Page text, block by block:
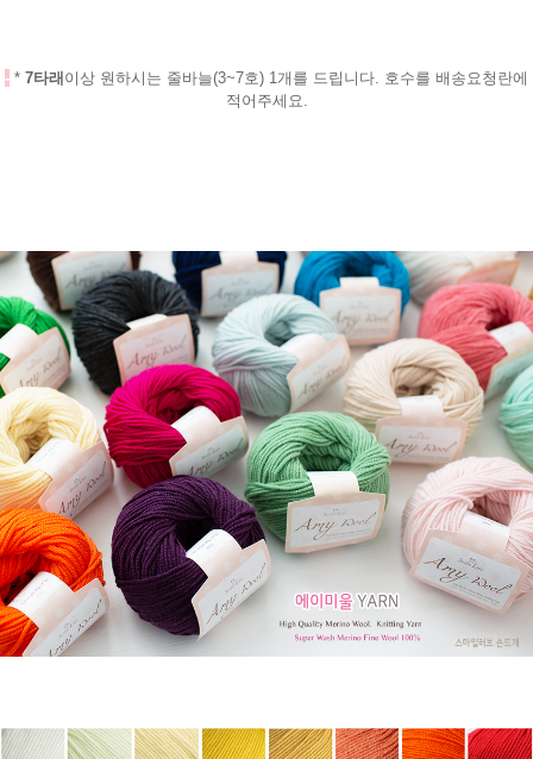
- * 7타래 이상 원하시는 줄바늘(3~7호) 1개를 드립니다. 호수를 배송요청란에
적어주세요.